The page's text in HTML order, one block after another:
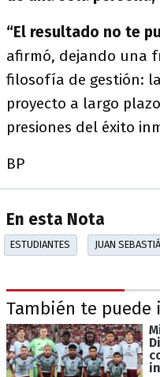
“El resultado no te
afirmó, dejando una
filosofía de gestión:
proyecto a largo
presiones del éxito
BP
En esta Nota
ESTUDIANTES JUAN
También te puede